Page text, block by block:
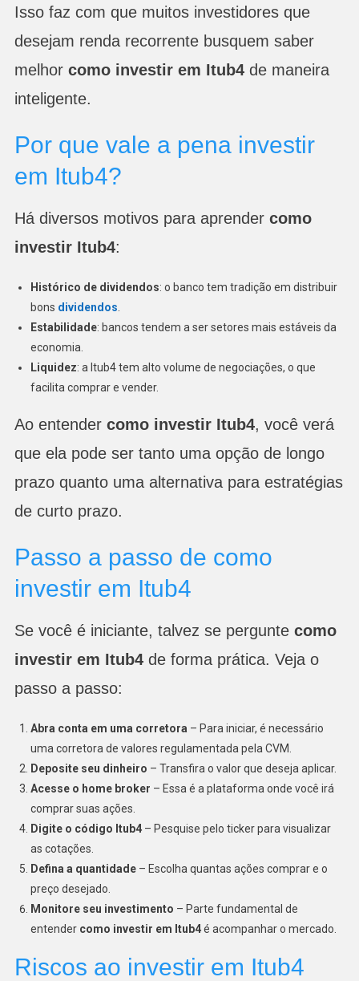
Isso faz com que muitos investidores que
desejam renda recorrente busquem saber
melhor como investir em Itub4de maneira
inteligente.
Por que vale a pena investir
em Itub4?
Há diversos motivos para aprender como
investir Itub4:
Histórico de dividendos: o banco tem tradição em distribuir
bons dividendos
Estabilidade: bancos tendem a ser setores mais estáveis da
economia.
Liquidez: a Itub4 tem alto volume de negociações, o que
facilita comprar e vender.
Ao entender como investir Itub4, você verá
que ela pode ser tanto uma opção de longo
prazo quanto uma alternativa para estratégias
de curto prazo.
Passo a passo de como
investir em Itub4
Se você é iniciante, talvez se pergunte como
investir em Itub4de forma prática. Veja o
passo a passo:
Abra conta em uma corretora – Para iniciar, é necessário
uma corretora de valores regulamentada pela CVM.
Deposite seu dinheiro – Transfira o valor que deseja aplicar.
Acesse o home broker – Essa é a plataforma onde você irá
comprar suas ações.
Digite o código Itub4– Pesquise pelo ticker para visualizar
as cotações.
Defina a quantidade– Escolha quantas ações comprar e o
preço desejado.
Monitore seu investimento – Parte fundamental de
entender como investir em Itub4é acompanhar o mercado.
Riscos ao investir em Itub4